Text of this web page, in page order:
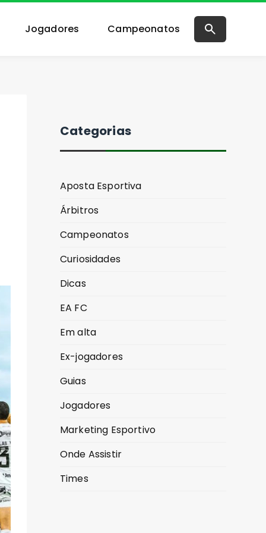
Jogadores Campeonatos
Categorias
Aposta Esportiva
Árbitros
Campeonatos
Curiosidades
Dicas
EA FC
Em alta
Ex-jogadores
Guias
Jogadores
Marketing Esportivo
Onde Assistir
Times